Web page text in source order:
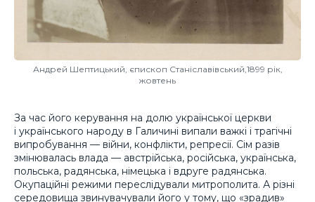
Андрей Шептицький, єпископ Станіславівський,1899 рік,
жовтень
За час його керування на долю української церкви
і українського народу в Галичині випали важкі і трагічні
випробування — війни, конфлікти, репресії. Сім разів
змінювалась влада — австрійська, російська, українська,
польська, радянська, німецька і вдруге радянська.
Окупаційні режими переслідували митрополита. А різні
середовища звинувачували його у тому, що «зрадив»